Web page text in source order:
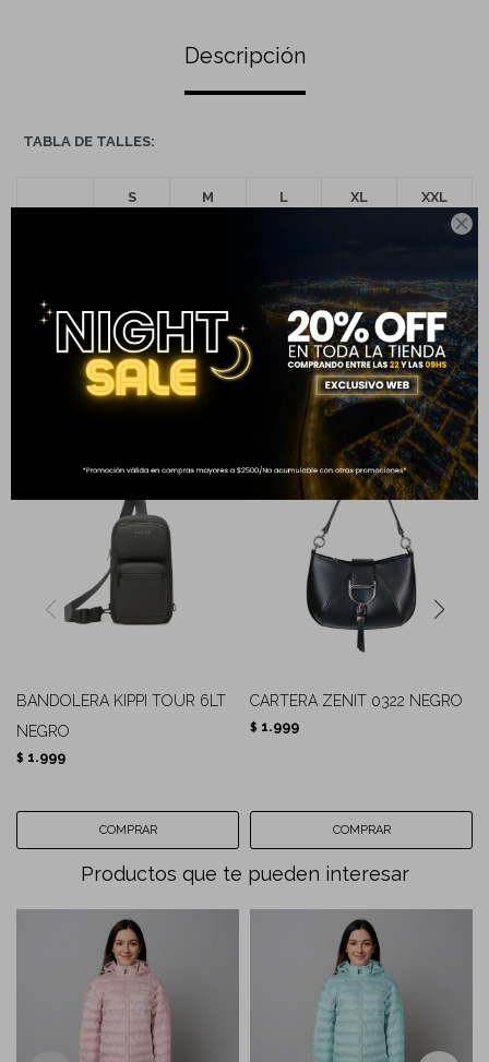

Descripción
TABLA DE TALLES:
S M L XL XXL
Ancho
(cm)
51 53 54 57 59
Completá tu compra
BANDOLERA KIPPI TOUR 6LT
NEGRO
$ 1.999
CARTERA ZENIT 0322 NEGRO
$ 1.999
Productos que te pueden interesar